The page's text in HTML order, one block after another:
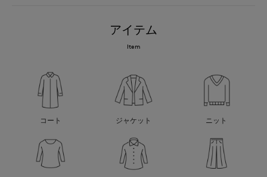
アイテム
Item
コート ジャケット ニット